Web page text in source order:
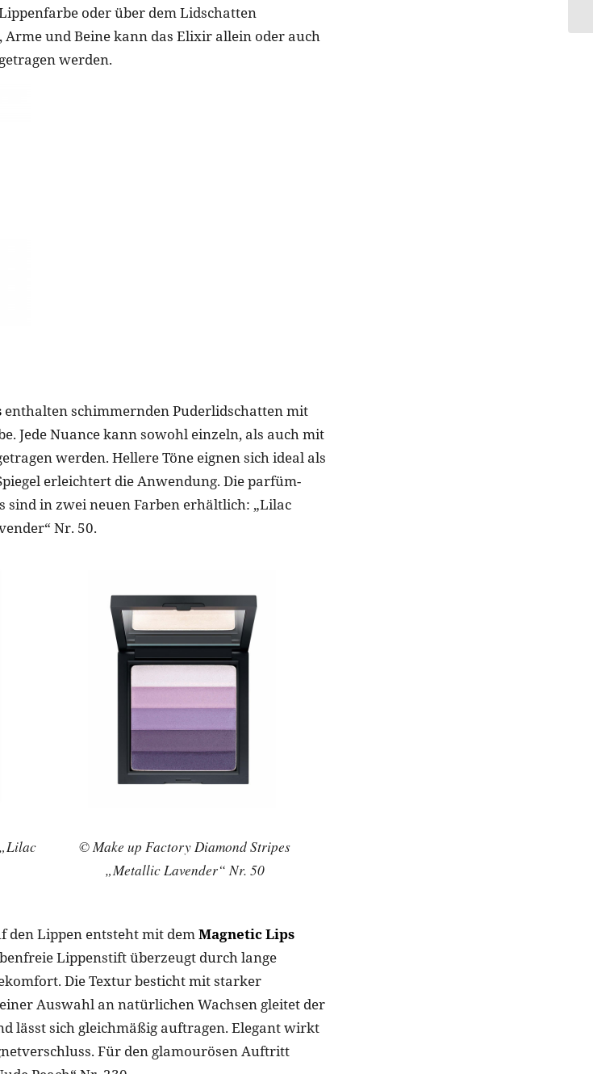
oder über dem Lidschatten
und Beine kann das Elixir allein oder auch
werden.
enthalten schimmernden Puderlidschatten mit
Jede Nuance kann sowohl einzeln, als auch mit
werden. Hellere Töne eignen sich ideal als
erleichtert die Anwendung. Die parfüm-
sind in zwei neuen Farben erhältlich: „Lilac
Nr. 50.
© Make up Factory Diamond Stripes
„Metallic Lavender“ Nr. 50
den Lippen entsteht mit demMagnetic Lips
Lippenstift überzeugt durch lange
Die Textur besticht mit starker
Auswahl an natürlichen Wachsen gleitet der
lässt sich gleichmäßig auftragen. Elegant wirkt
Für den glamourösen Auftritt